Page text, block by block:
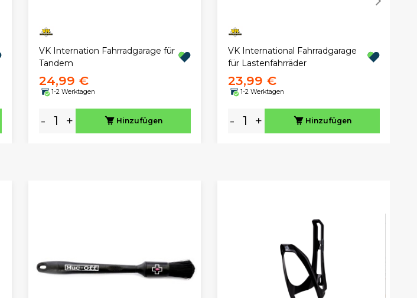
VK Internation Fahrradgarage für
Tandem
24,99 €
1-2 Werktagen
- + Hinzufügen
VK International Fahrradgarage
für Lastenfahrräder
23,99 €
1-2 Werktagen
- + Hinzufügen